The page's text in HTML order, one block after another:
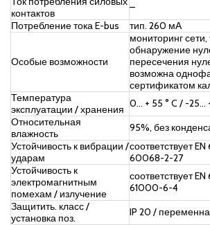
контактов
–
Потребление тока E-bus
тип. 260 мА
Особые возможности
мониторинг сети,
обнаружение
пересечения
возможна
сертификатом
Температура
эксплуатации / хранения 0… + 55 ° C / -25…
Относительная
влажность
95%, без
Устойчивость к вибрации /
ударам
соответствует
60068-2-27
Устойчивость к
электромагнитным
помехам / излучение
соответствует
61000-6-4
Защитить. класс /
установка поз.
IP 20 /